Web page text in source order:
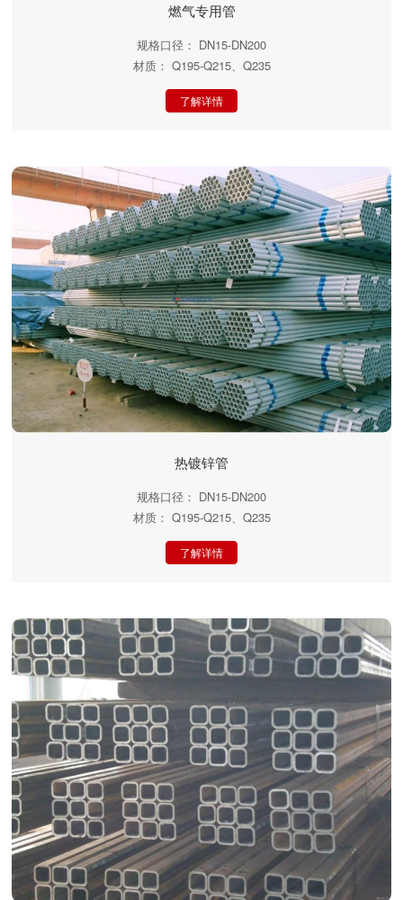
燃气专用管
规格口径： DN15-DN200
材质： Q195-Q215、Q235
了解详情
热镀锌管
规格口径： DN15-DN200
材质： Q195-Q215、Q235
了解详情